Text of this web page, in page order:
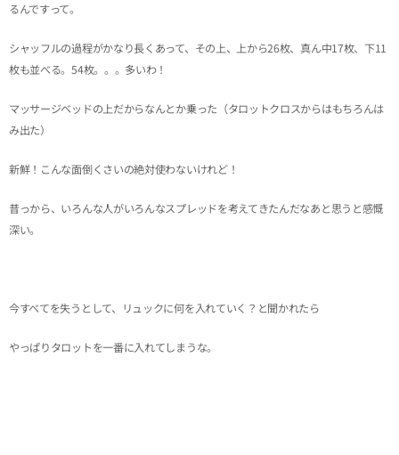
るんですって。
シャッフルの過程がかなり長くあって、その上、上から26枚、真ん中17枚、下11
枚も並べる。54枚。。。多いわ！
マッサージベッドの上だからなんとか乗った（タロットクロスからはもちろんは
み出た）
新鮮！こんな面倒くさいの絶対使わないけれど！
昔っから、いろんな人がいろんなスプレッドを考えてきたんだなあと思うと感慨
深い。
今すべてを失うとして、リュックに何を入れていく？と聞かれたら
やっぱりタロットを一番に入れてしまうな。